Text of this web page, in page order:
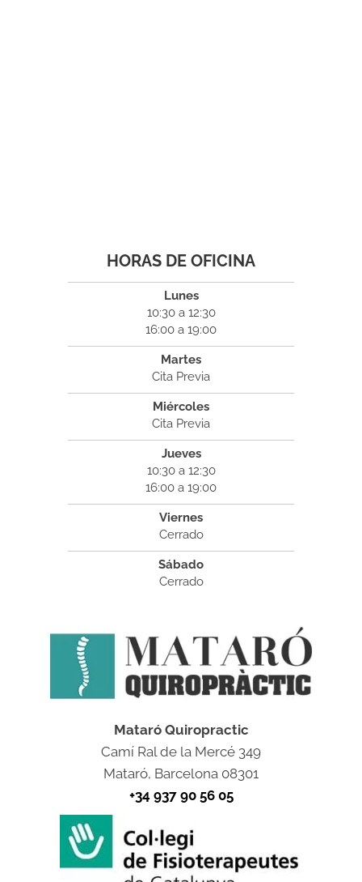
HORAS DE OFICINA
Lunes
10:30 a 12:30
16:00 a 19:00
Martes
Cita Previa
Miércoles
Cita Previa
Jueves
10:30 a 12:30
16:00 a 19:00
Viernes
Cerrado
Sábado
Cerrado
Mataró Quiropractic
Camí Ral de la Mercé 349
Mataró, Barcelona 08301
+34 937 90 56 05